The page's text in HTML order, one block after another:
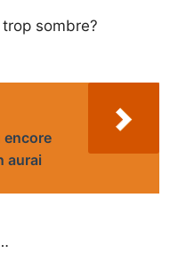
sombre?
encore
aurai